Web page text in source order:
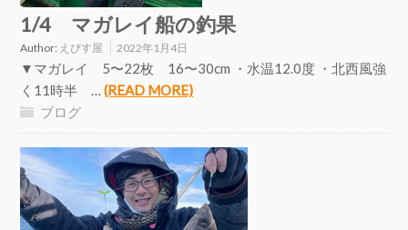
1/4 マガレイ船の釣果
Author: えびす屋 2022年1月4日
▼マガレイ 5〜22枚 16〜30cm ・水温12.0度 ・北西風強
く11時半 …(READ MORE)
ブログ